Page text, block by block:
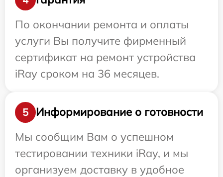
По окончании ремонта и оплаты
услуги Вы получите фирменный
сертификат на ремонт устройства
iRay сроком на 36 месяцев.
5
Информирование о готовности
Мы сообщим Вам о успешном
тестировании техники iRay, и мы
организуем доставку в удобное